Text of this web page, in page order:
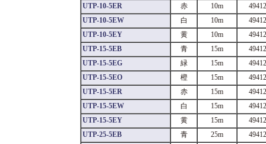
UTP-10-5ER
赤 10m
UTP-10-5EW
白 10m
UTP-10-5EY
黄 10m
UTP-15-5EB
青 15m
UTP-15-5EG
緑 15m
UTP-15-5EO
橙 15m
UTP-15-5ER
赤 15m
UTP-15-5EW
白 15m
UTP-15-5EY
黄 15m
UTP-25-5EB
青 25m